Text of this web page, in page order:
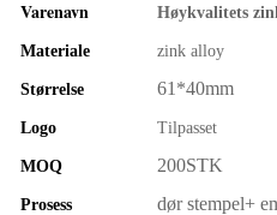
Varenavn Høykvalitets
Materiale zink alloy
Størrelse 61*40mm
Logo Tilpasset
MOQ 200STK
Prosess dør stempel+